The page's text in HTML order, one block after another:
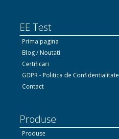
EE Test
Prima pagina
Blog / Noutati
Certificari
GDPR - Politica de Confidentialitate
Contact
Produse
Produse